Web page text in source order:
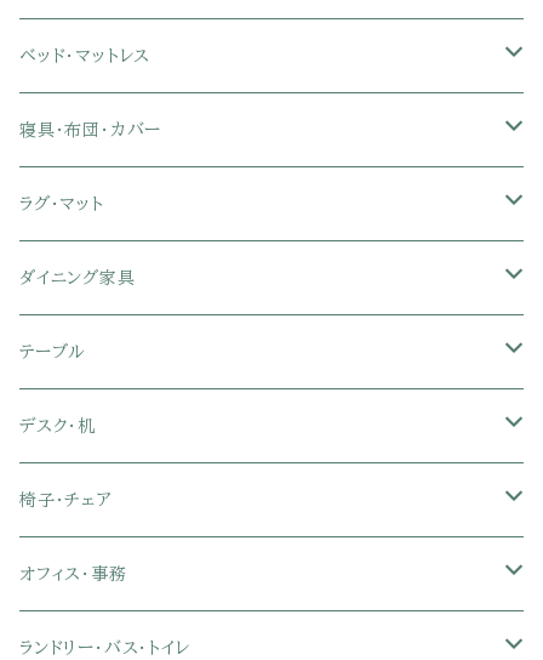
カウチソファ・コーナーソファ
リクライニングソファ
スツール・オットマン
クッションソファ
革・レザー・合皮ソファ
布張り・ファブリックソファ
ソファカバー
座椅子カバー
ポケットコイル座椅子
ハンガーラック
ラック・シェルフ
スチールラック・メタルラック
衣装ケース・壁面収納・ワードローブ
キャビネット・サイドボード
ランドリー・トイレ収納
玄関収納
突っ張り棚・突っ張りラック
ミドルタイプテレビ台
ロータイプテレビ台
コーナーテレビ台
伸縮テレビ台
テレビスタンド
サイドチェスト
幅90cm以下テレビ台
幅91～120cmテレビ台
幅121～150cmテレビ台
食器棚・キッチンボード
レンジ台
キッチンワゴン
キッチンカウンター
キッチンラック・冷蔵庫ラック
隙間収納
キッチンマット
キッチン用品
キッチン家電
ベッド・マットレス
ローベッド
セミシングル
シングル
収納付きベッド
セミシングル
シングル
パネルベッド
セミシングル
シングル
すのこベッド
セミシングル
シングル
脚付きマットレス
セミシングル
シングル
パイプベッド
ロフトベッド
2段ベッド
寝具・布団・カバー
掛け布団
敷き布団
布団セット
枕
タオルケット・ガーゼケット
ブランケット・毛布
布団カバー・敷きパッド
ラグ・マット
ラグ・カーペット
玄関マット
キッチンマット
フローリングマット
ジョイントマット
ダイニング家具
ダイニングテーブル
ダイニングチェア・ベンチ
ダイニングテーブルセット
2人用ダイニングテーブルセット
4人用ダイニングテーブルセット
テーブル
サイドテーブル
ウッドテーブル
センターテーブル
ガラステーブル
デスク・机
パソコン・オフィスデスク
L字デスク
収納付きデスク
椅子・チェア
ダイニングチェア・ベンチ
オフィスチェア
オフィス・事務
オフィスチェア
ランドリー・バス・トイレ